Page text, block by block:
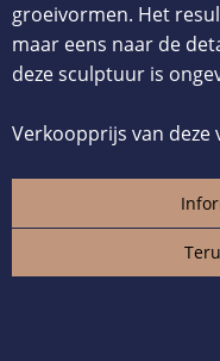
groeivormen. Het
maar eens naar de
deze sculptuur is
Verkoopprijs van deze